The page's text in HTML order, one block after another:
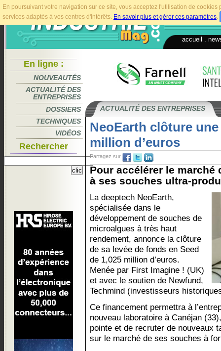
En poursuivant votre navigation sur ce site, vous acceptez l'utilisation de
services adaptés à vos centres d'intérêts. En savoir plus et gérer ces paramètres.
accueil
En ligne :
NOUVEAUTÉS
ACTUALITÉ DES
ENTREPRISES
DOSSIERS
TECHNIQUES
VIDÉOS
Rechercher
ACTUALITÉ DES ENTREPRISES
NeoEarth clôture une
million d’euros
Partagez sur
Pour accélérer le marché
à ses souches ultra-
La deeptech NeoEarth,
spécialisée dans le
développement de souches de
microalgues à très haut
rendement, annonce la clôture
de sa levée de fonds en Seed
de 1,025 million d’euros.
Menée par First Imagine ! (UK)
et avec le soutien de Newfund,
Techmind (investisseurs
Ce financement permettra à
nouveau laboratoire à Canéjan
pointe et de recruter de nouveaux
sur le marché de ses souches à